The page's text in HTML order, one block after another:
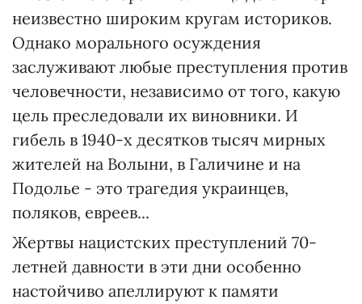
неизвестно широким кругам историков.
Однако морального осуждения
заслуживают любые преступления против
человечности, независимо от того, какую
цель преследовали их виновники. И
гибель в 1940-х десятков тысяч мирных
жителей на Волыни, в Галичине и на
Подолье - это трагедия украинцев,
поляков, евреев...
Жертвы нацистских преступлений 70-
летней давности в эти дни особенно
настойчиво апеллируют к памяти